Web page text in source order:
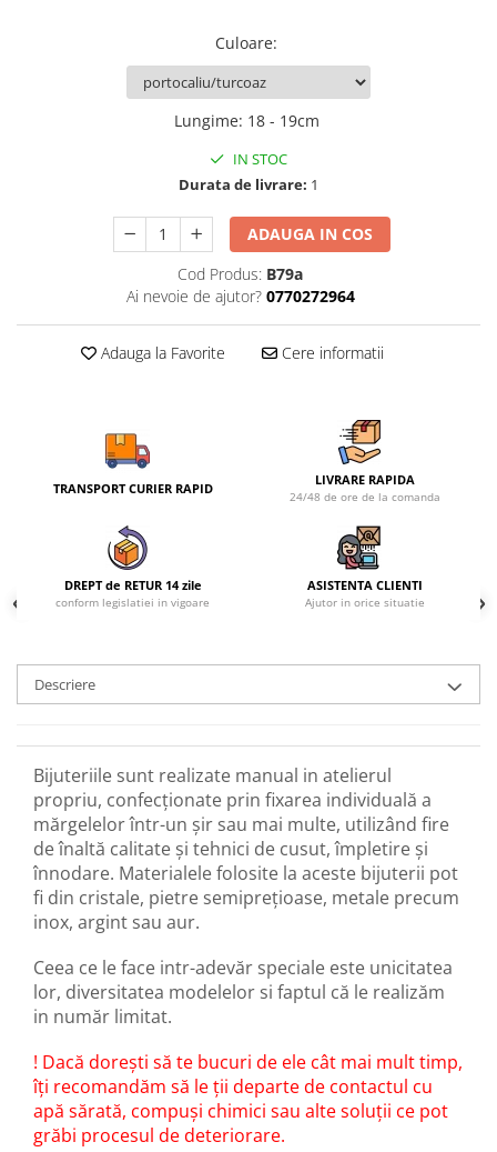
Culoare:
Lungime: 18 - 19cm
IN STOC
Durata de livrare: 1
ADAUGA IN COS
Cod Produs: B79a
Ai nevoie de ajutor? 0770272964
Adauga la Favorite Cere informatii
TRANSPORT CURIER RAPID LIVRARE RAPIDA
24/48 de ore de la comanda
DREPT de RETUR 14 zile
conform legislatiei in vigoare
ASISTENTA CLIENTI
Ajutor in orice situatie
Descriere
Bijuteriile sunt realizate manual in atelierul
propriu, confecționate prin fixarea individuală a
mărgelelor într-un șir sau mai multe, utilizând fire
de înaltă calitate și tehnici de cusut, împletire și
înnodare. Materialele folosite la aceste bijuterii pot
fi din cristale, pietre semiprețioase, metale precum
inox, argint sau aur.
Ceea ce le face intr-adevăr speciale este unicitatea
lor, diversitatea modelelor si faptul că le realizăm
in număr limitat.
! Dacă dorești să te bucuri de ele cât mai mult timp,
îți recomandăm să le ții departe de contactul cu
apă sărată, compuși chimici sau alte soluții ce pot
grăbi procesul de deteriorare.